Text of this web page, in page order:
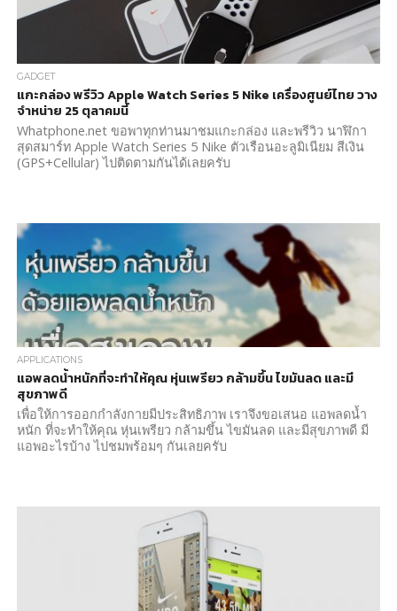
GADGET
แกะกล่อง พรีวิว Apple Watch Series 5 Nike เครื่องศูนย์ไทย วาง
จำหน่าย 25 ตุลาคมนี้
Whatphone.net ขอพาทุกท่านมาชมแกะกล่อง และพรีวิว นาฬิกา
สุดสมาร์ท Apple Watch Series 5 Nike ตัวเรือนอะลูมิเนียม สีเงิน
(GPS+Cellular) ไปติดตามกันได้เลยครับ
APPLICATIONS
แอพลดน้ำหนักที่จะทำให้คุณ หุ่นเพรียว กล้ามขึ้น ไขมันลด และมี
สุขภาพดี
เพื่อให้การออกกำลังกายมีประสิทธิภาพ เราจึงขอเสนอ แอพลดน้ำ
หนัก ที่จะทำให้คุณ หุ่นเพรียว กล้ามขึ้น ไขมันลด และมีสุขภาพดี มี
แอพอะไรบ้าง ไปชมพร้อมๆ กันเลยครับ